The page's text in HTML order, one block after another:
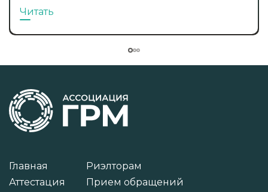
Читать
Главная
Аттестация
Риэлторам
Прием обращений